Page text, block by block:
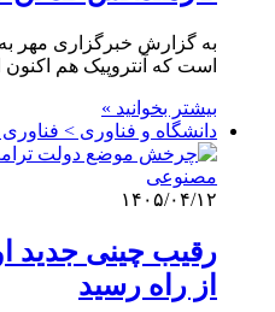
به گزارش خبرگزاری مهر به
است که آنتروپیک هم
بیشتر بخوانید »
دانشگاه و فناوری >
۱۴۰۵/۰۴/۱۲
رقیب چینی جدید
از راه رسید